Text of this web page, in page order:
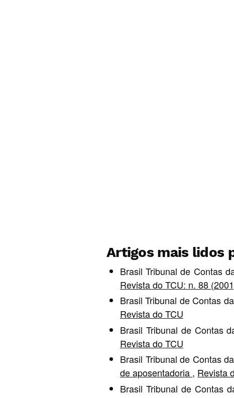
Artigos mais lidos
Brasil Tribunal de Contas
Revista do TCU: n. 88
Brasil Tribunal de Contas
Revista do TCU
Brasil Tribunal de Contas
Revista do TCU
Brasil Tribunal de Contas
de aposentadoria , Revista
Brasil Tribunal de Contas